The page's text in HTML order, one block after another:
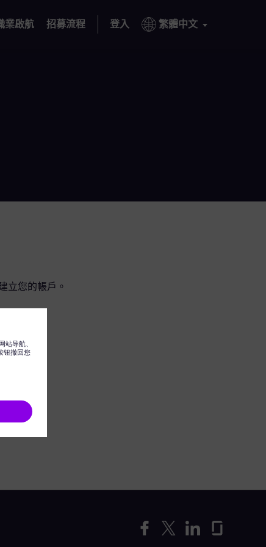
業啟航 招募流程 登入 繁體中文
立您的帳戶。